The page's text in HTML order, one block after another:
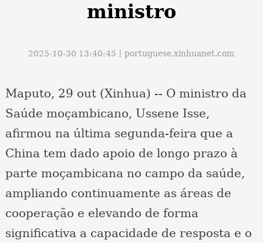
ministro
2025-10-30 13:40:45丨portuguese.xinhuanet.com
Maputo, 29 out (Xinhua) -- O ministro da
Saúde moçambicano, Ussene Isse,
afirmou na última segunda-feira que a
China tem dado apoio de longo prazo à
parte moçambicana no campo da saúde,
ampliando continuamente as áreas de
cooperação e elevando de forma
significativa a capacidade de resposta e o